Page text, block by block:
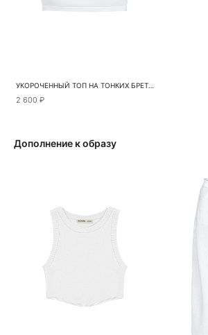
УКОРОЧЕННЫЙ ТОП НА ТОНКИХ БРЕТЕЛЯХ
2 600 ₽
Дополнение к образу